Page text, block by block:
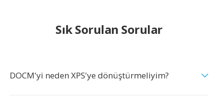
Sık Sorulan Sorular
DOCM'yi neden XPS'ye dönüştürmeliyim?